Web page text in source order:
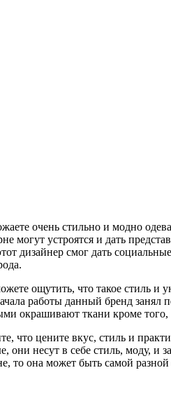
очень стильно и модно
могут устроятся и дать
дизайнер смог дать
ощутить, что такое стиль и
работы данный бренд
окрашивают ткани кроме
что цените вкус, стиль и
несут в себе стиль, моду, и
то она может быть самой